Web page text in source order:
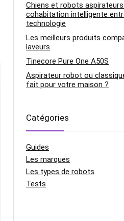
Chiens et robots aspirateurs
cohabitation intelligente
technologie
Les meilleurs produits
laveurs
Tinecore Pure One A50S
Aspirateur robot ou
fait pour votre maison ?
Catégories
Guides
Les marques
Les types de robots
Tests